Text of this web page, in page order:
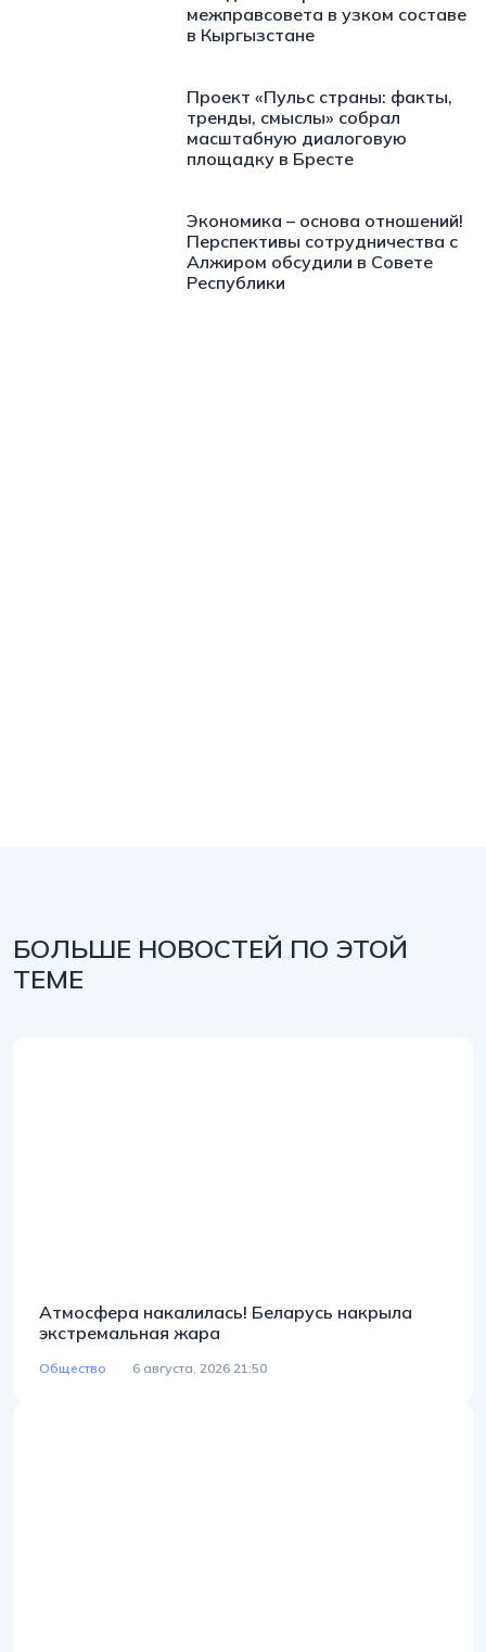
межправсовета в узком составе
в Кыргызстане
Проект «Пульс страны: факты,
тренды, смыслы» собрал
масштабную диалоговую
площадку в Бресте
Экономика – основа отношений!
Перспективы сотрудничества с
Алжиром обсудили в Совете
Республики
БОЛЬШЕ НОВОСТЕЙ ПО ЭТОЙ
ТЕМЕ
Атмосфера накалилась! Беларусь накрыла
экстремальная жара
Общество 6 августа, 2026 21:50